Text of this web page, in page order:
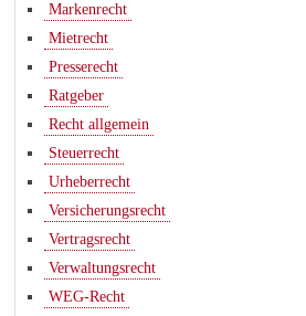
Markenrecht
Mietrecht
Presserecht
Ratgeber
Recht allgemein
Steuerrecht
Urheberrecht
Versicherungsrecht
Vertragsrecht
Verwaltungsrecht
WEG-Recht